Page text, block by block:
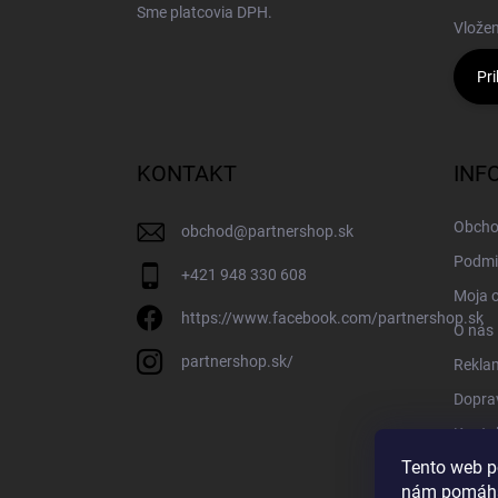
Tento web
nám
Sme platcovia DPH.
KONTAKT
obchod@partnershop.sk
+421 948 330 608
https://www.facebook.com/partnershop.sk
partnershop.sk/
Moja
O nás
Blog